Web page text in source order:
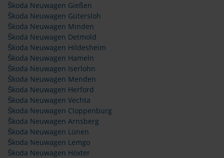
Škoda Neuwagen Gießen
Škoda Neuwagen Gütersloh
Škoda Neuwagen Minden
Škoda Neuwagen Detmold
Škoda Neuwagen Hildesheim
Škoda Neuwagen Hameln
Škoda Neuwagen Iserlohn
Škoda Neuwagen Menden
Škoda Neuwagen Herford
Škoda Neuwagen Vechta
Škoda Neuwagen Cloppenburg
Škoda Neuwagen Arnsberg
Škoda Neuwagen Lünen
Škoda Neuwagen Lemgo
Škoda Neuwagen Höxter